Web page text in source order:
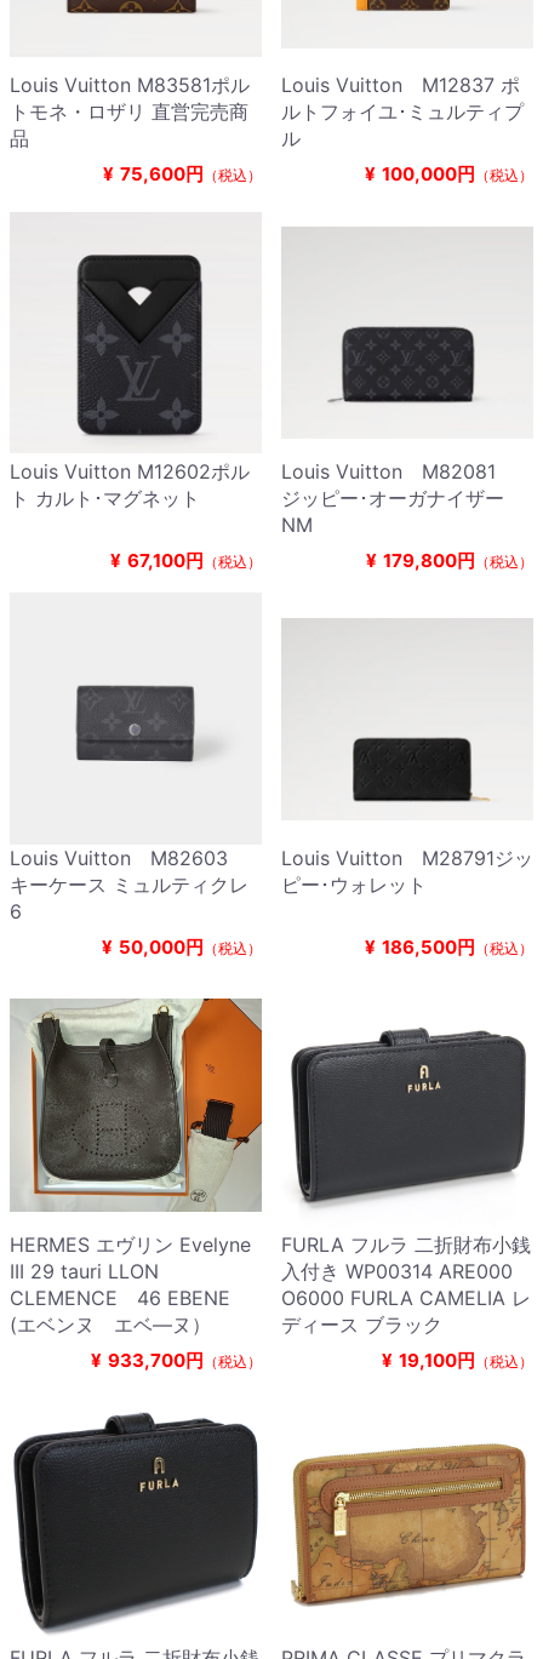
Louis Vuitton M83581ポル
トモネ・ロザリ 直営完売商
品
¥ 75,600円 （税込）
Louis Vuitton M12837 ポ
ルトフォイユ･ミュルティプ
ル
¥ 100,000円 （税込）
Louis Vuitton M12602ポル
ト カルト･マグネット
¥ 67,100円 （税込）
Louis Vuitton M82081
ジッピー･オーガナイザー
NM
¥ 179,800円 （税込）
Louis Vuitton M82603
キーケース ミュルティクレ
6
¥ 50,000円 （税込）
Louis Vuitton M28791ジッ
ピー･ウォレット
¥ 186,500円 （税込）
HERMES エヴリン Evelyne
III 29 tauri LLON
CLEMENCE 46 EBENE
(エベンヌ エベ―ヌ）
¥ 933,700円 （税込）
FURLA フルラ 二折財布小銭
入付き WP00314 ARE000
O6000 FURLA CAMELIA レ
ディース ブラック
¥ 19,100円 （税込）